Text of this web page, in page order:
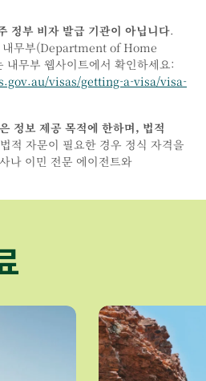
정부 비자 발급 기관이 아닙니다.
내무부(Department of Home
무부 웹사이트에서 확인하세요:
visas/getting-a-visa/visa-
정보 제공 목적에 한하며, 법적
법적 자문이 필요한 경우 정식 자격을
나 이민 전문 에이전트와